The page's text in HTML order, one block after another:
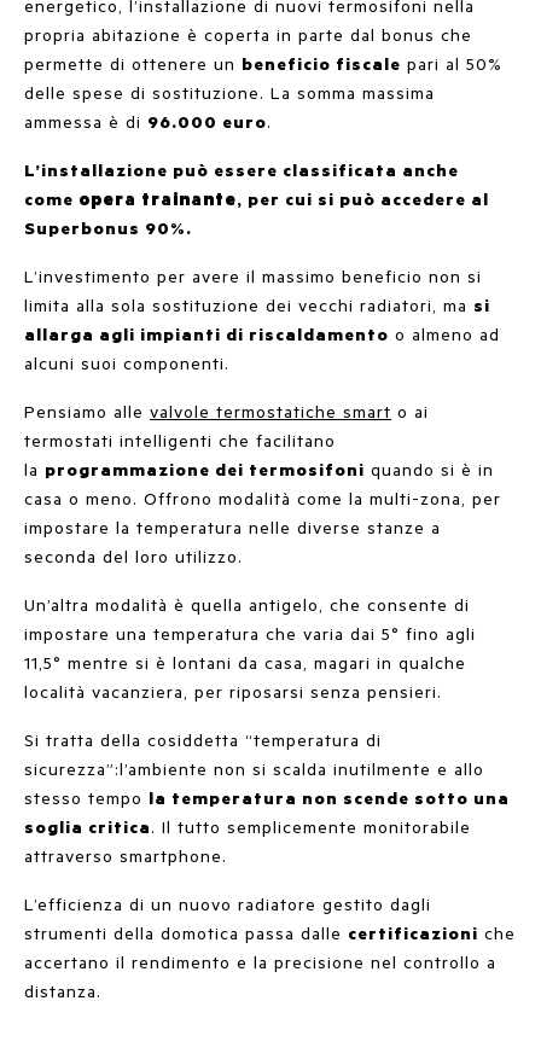
energetico, l’installazione di nuovi termosifoni nella
propria abitazione è coperta in parte dal bonus che
permette di ottenere un beneficio fiscale pari al 50%
delle spese di sostituzione. La somma massima
ammessa è di 96.000 euro.
L’installazione può essere classificata anche
come opera trainante, per cui si può accedere al
Superbonus 90%.
L’investimento per avere il massimo beneficio non si
limita alla sola sostituzione dei vecchi radiatori, ma si
allarga agli impianti di riscaldamento o almeno ad
alcuni suoi componenti.
Pensiamo alle valvole termostatiche smart o ai
termostati intelligenti che facilitano
la programmazione dei termosifoni quando si è in
casa o meno. Offrono modalità come la multi-zona, per
impostare la temperatura nelle diverse stanze a
seconda del loro utilizzo.
Un’altra modalità è quella antigelo, che consente di
impostare una temperatura che varia dai 5° fino agli
11,5° mentre si è lontani da casa, magari in qualche
località vacanziera, per riposarsi senza pensieri.
Si tratta della cosiddetta “temperatura di
sicurezza”:l’ambiente non si scalda inutilmente e allo
stesso tempo la temperatura non scende sotto una
soglia critica. Il tutto semplicemente monitorabile
attraverso smartphone.
L’efficienza di un nuovo radiatore gestito dagli
strumenti della domotica passa dalle certificazioni che
accertano il rendimento e la precisione nel controllo a
distanza.